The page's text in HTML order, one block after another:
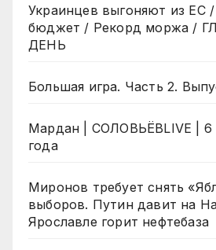
Украинцев выгоняют из ЕС
бюджет / Рекорд моржа /
ДЕНЬ
Большая игра. Часть 2.
Мардан | СОЛОВЬЁВLIVE | 6
года
Миронов требует снять
выборов. Путин давит на
Ярославле горит нефтебаза